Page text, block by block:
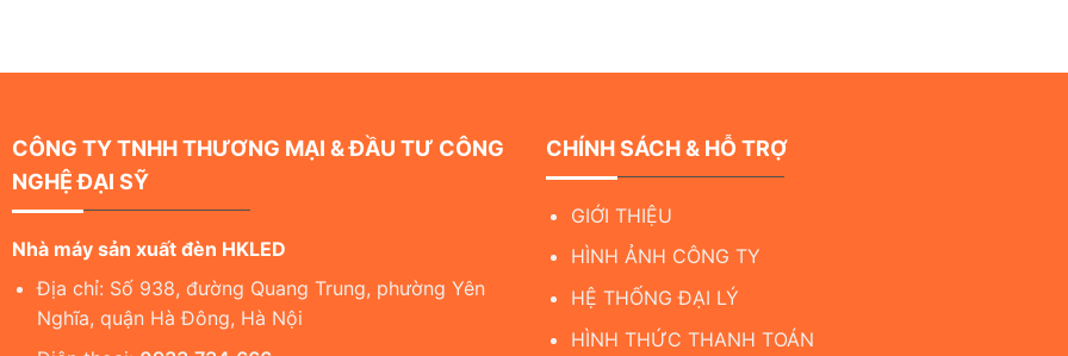
CÔNG TY TNHH THƯƠNG MẠI & ĐẦU TƯ CÔNG
NGHỆ ĐẠI SỸ
Nhà máy sản xuất đèn HKLED
Địa chỉ: Số 938, đường Quang Trung, phường Yên
Nghĩa, quận Hà Đông, Hà Nội
CHÍNH SÁCH & HỖ TRỢ
GIỚI THIỆU
HÌNH ẢNH CÔNG TY
HỆ THỐNG ĐẠI LÝ
HÌNH THỨC THANH TOÁN